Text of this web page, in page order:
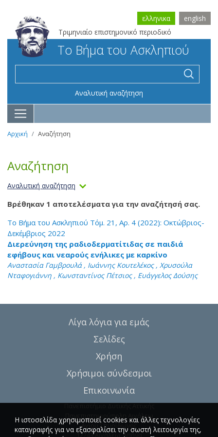
Τριμηνιαίο επιστημονικό περιοδικό
ελληνικα english
Το Βήμα του Ασκληπιού
Αναλυτική αναζήτηση
Αρχική Αναζήτηση
Αναζήτηση
Αναλυτική αναζήτηση
Βρέθηκαν 1 αποτελέσματα για την αναζήτησή σας.
Το Βήμα του Ασκληπιού Τόμ. 21, Αρ. 4 (2022): Οκτώβριος-
Δεκέμβριος 2022
Διερεύνηση της ραδιοδερματίτιδας σε παιδιά
εφήβους και νεαρούς ενήλικες με καρκίνο
Αναστασία Γαμβρουλά , Ιωάννης Κουτελέκος , Χρυσούλα
Νταφογιάννη , Κωνσταντίνος Πέτσιος , Ευάγγελος Δούσης
Λίγα λόγια για εμάς
Σελίδες
Χρήση
Χρήσιμοι σύνδεσμοι
Επικοινωνία
Πανεπιστήμιο Δυτικής Αττικής
Πανεπιστημιούπολη Αιγάλεω
Αγίου Σπυρίδωνος
12243 Αιγάλεω, Αθήνα
Η ιστοσελίδα χρησιμοποιεί cookies και άλλες τεχνολογίες
καταγραφής για να εξασφαλίσει την σωστή λειτουργία της,